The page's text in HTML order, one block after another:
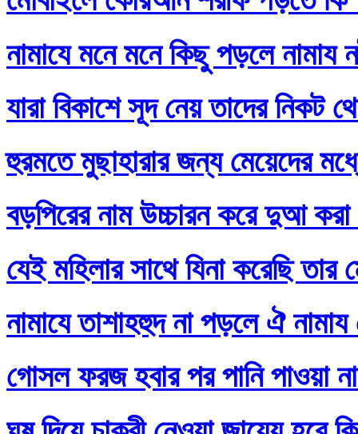
নামাযে মনে মনে কিছু পড়লে নামায
যারা বিকাশে সূদ নেয় তাদের নিকট
হুরমতে মুছাহারার জন্য মেয়েদের
বড়পিরের নাম উচ্চারন করে দুআ করা
যেই মহিলার সাথে যিনা করেছি তার
নামাযে তাশাহহুদ না পড়লে ঐ
গোসল ফরজ হবার পর পানি পাওয়া